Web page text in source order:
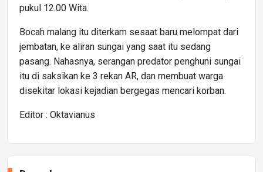
pukul 12.00 Wita.
Bocah malang itu diterkam sesaat baru melompat dari
jembatan, ke aliran sungai yang saat itu sedang
pasang. Nahasnya, serangan predator penghuni sungai
itu di saksikan ke 3 rekan AR, dan membuat warga
disekitar lokasi kejadian bergegas mencari korban.
Editor : Oktavianus